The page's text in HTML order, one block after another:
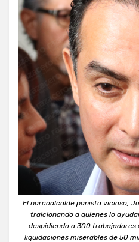
El narcoalcalde panista vicioso,
traicionando a quienes lo
despidiendo a 300 trabajadores
liquidaciones miserables de 50